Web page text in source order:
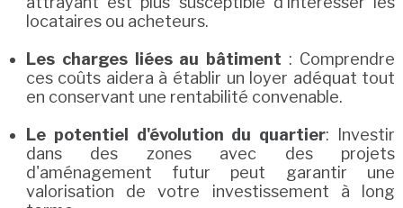
locataires ou acheteurs.
Les charges liées au bâtiment : Comprendre
ces coûts aidera à établir un loyer adéquat tout
en conservant une rentabilité convenable.
Le potentiel d'évolution du quartier: Investir
dans des zones avec des projets
d'aménagement futur peut garantir une
valorisation de votre investissement à long